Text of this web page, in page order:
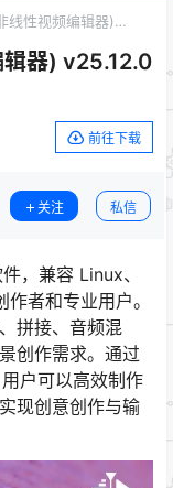
线性视频编辑器)
器) v25.12.0
前往下载
关注 私信
，兼容 Linux、
者和专业用户。
拼接、音频混
创作需求。通过
用户可以高效制作
现创意创作与输